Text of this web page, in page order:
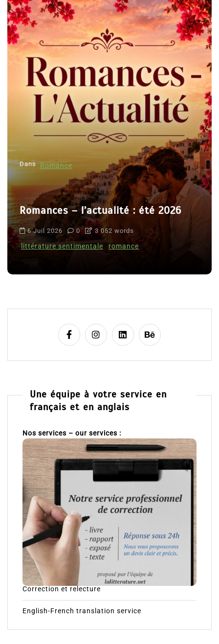
Dans Romance
Romances – l’actualité : été 2026
6 Juil 2026 0 3 052 words
littérature sentimentale romance
Une équipe à votre service en
français et en anglais
Nos services – our services :
Correction et relecture
English-French translation service